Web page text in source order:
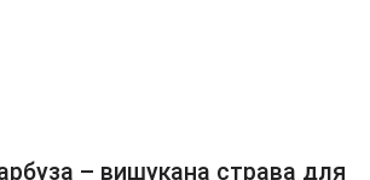
– вишукана страва для